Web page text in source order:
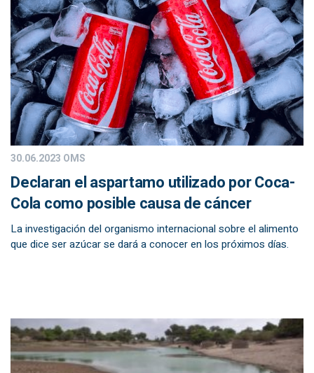
30.06.2023 OMS
Declaran el aspartamo utilizado por Coca-
Cola como posible causa de cáncer
La investigación del organismo internacional sobre el alimento
que dice ser azúcar se dará a conocer en los próximos días.